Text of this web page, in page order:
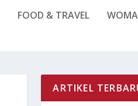
FOOD & TRAVEL
ARTIKEL